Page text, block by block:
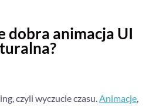
dobra animacja UI
czyli wyczucie czasu. Animacje